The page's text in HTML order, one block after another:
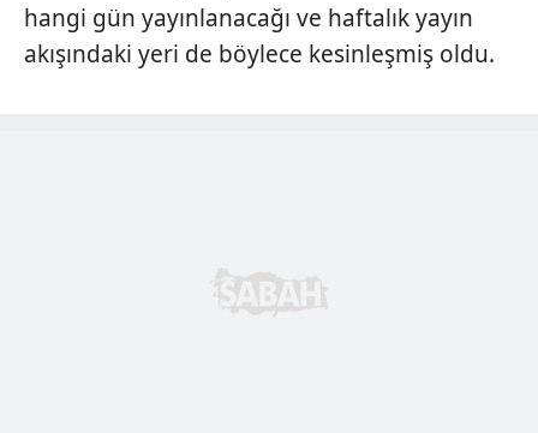
hangi gün yayınlanacağı ve haftalık yayın
akışındaki yeri de böylece kesinleşmiş oldu.